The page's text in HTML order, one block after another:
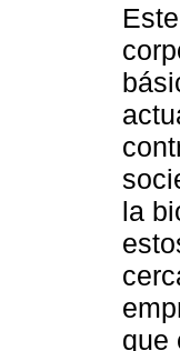
la
que